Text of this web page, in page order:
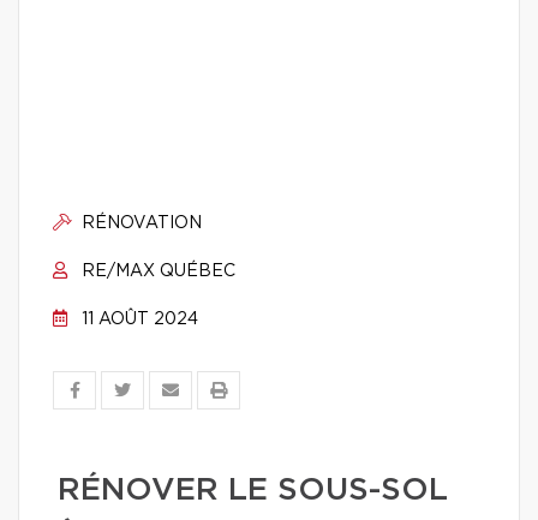
RÉNOVATION
RE/MAX QUÉBEC
11 AOÛT 2024
RÉNOVER LE SOUS-SOL